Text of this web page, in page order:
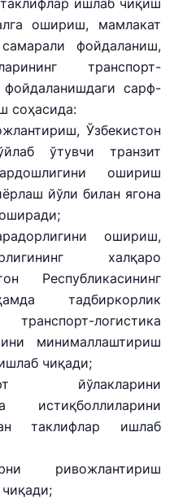
ишлаб чиқиш
ошириш, мамлакат
фойдаланиш,
транспорт-
фойдаланишдаги сарф-
соҳасида:
Ўзбекистон
ўтувчи транзит
ошириш
йўли билан ягона
ошириш,
халқаро
Республикасининг
тадбиркорлик
логистика
минималлаштириш
чиқади;
йўлакларини
истиқболлиларини
таклифлар ишлаб
ривожлантириш